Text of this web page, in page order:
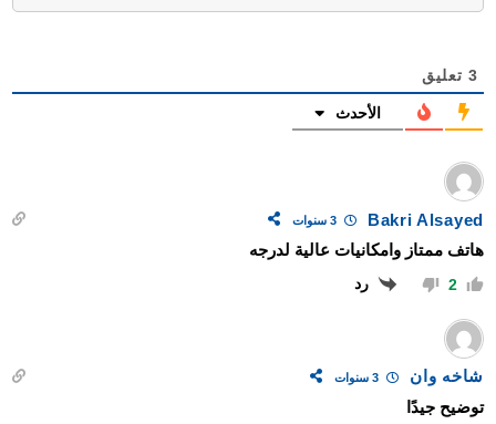
3 تعليق
الأحدث
Bakri Alsayed 3 سنوات
هاتف ممتاز وامكانيات عالية لدرجه
2 رد
شاخه وان
توضيح جيدًا